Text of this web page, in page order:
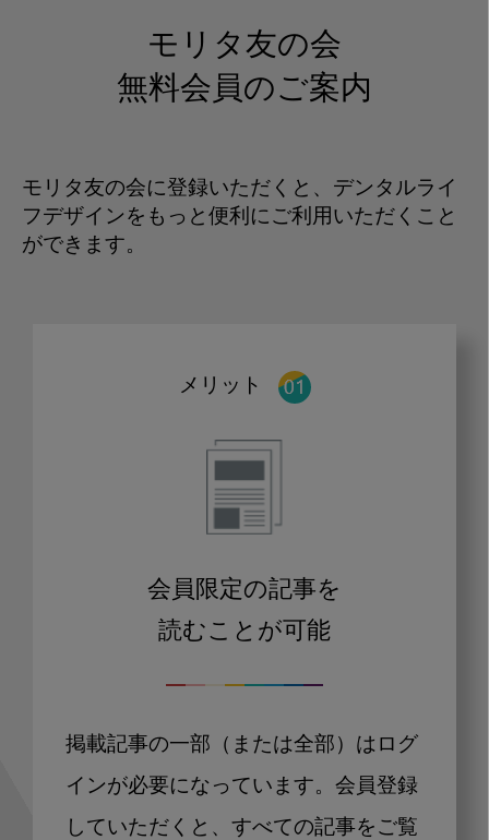
モリタ友の会
無料会員のご案内
モリタ友の会に登録いただくと、デンタルライ
フデザインをもっと便利にご利用いただくこと
ができます。
メリット
会員限定の記事を
読むことが可能
掲載記事の一部（または全部）はログ
インが必要になっています。会員登録
していただくと、すべての記事をご覧